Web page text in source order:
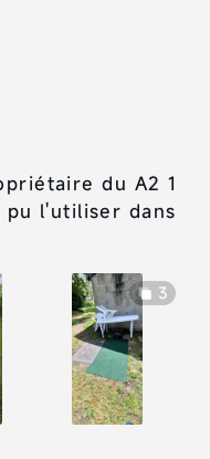
du A2 1
pu l'utiliser dans
3